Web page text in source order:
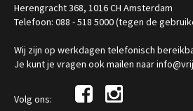
Herengracht 368, 1016 CH Amsterdam
Telefoon: 088 - 518 5000 (tegen de
Wij zijn op werkdagen telefonisch
Je kunt je vragen ook mailen naar
Volg ons: